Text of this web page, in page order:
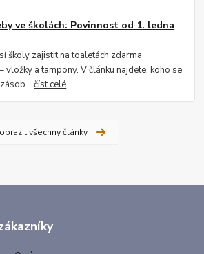
ve školách: Povinnost od 1. ledna
školy zajistit na toaletách zdarma
vložky a tampony. V článku najdete, koho se
číst celé
všechny články